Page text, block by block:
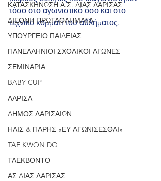
ΚΑΤΑΣΚΗΝΩΣΗ Α.Σ. ΔΙΑΣ ΛΑΡΙΣΑΣ
ΔΙΕΘΝΗ ΠΡΩΤΑΘΛΗΜΑΤΑ
ΥΠΟΥΡΓΕΙΟ ΠΑΙΔΕΙΑΣ
ΠΑΝΕΛΛΗΝΙΟΙ ΣΧΟΛΙΚΟΙ ΑΓΩΝΕΣ
ΣΕΜΙΝΑΡΙΑ
BABY CUP
ΛΑΡΙΣΑ
ΔΗΜΟΣ ΛΑΡΙΣΑΙΩΝ
ΗΛΙΣ & ΠΑΡΗΣ «ΕΥ ΑΓΩΝΙΣΕΣΘΑΙ»
TAE KWON DO
ΤΑΕΚΒΟΝΤΟ
ΑΣ ΔΙΑΣ ΛΑΡΙΣΑΣ
τόσο στο αγωνιστικό όσο και στο
τεχνικό κομμάτι του αθλήματος.